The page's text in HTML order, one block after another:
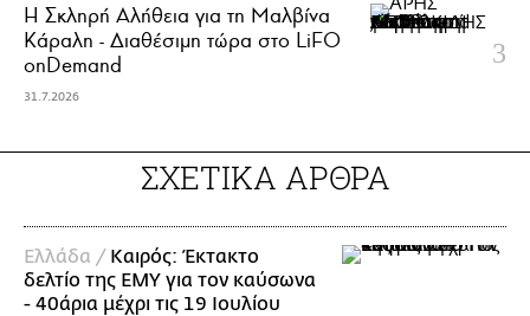
Η Σκληρή Αλήθεια για τη Μαλβίνα
Κάραλη - Διαθέσιμη τώρα στo LiFO
onDemand
31.7.2026
ΣΧΕΤΙΚΑ ΑΡΘΡΑ
Ελλάδα / Καιρός: Έκτακτο
δελτίο της ΕΜΥ για τον καύσωνα
- 40άρια μέχρι τις 19 Ιουλίου